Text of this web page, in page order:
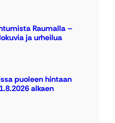
Raumalla –
ja urheilua
puoleen hintaan
alkaen